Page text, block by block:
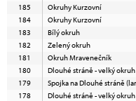
185
Okruhy Kurzovní
184
Okruhy Kurzovní
183
Bílý okruh
182
Zelený okruh
181
Okruh Mravenečník
180
Dlouhé stráně - velký okruh
179
178
Dlouhé stráně - velký okruh